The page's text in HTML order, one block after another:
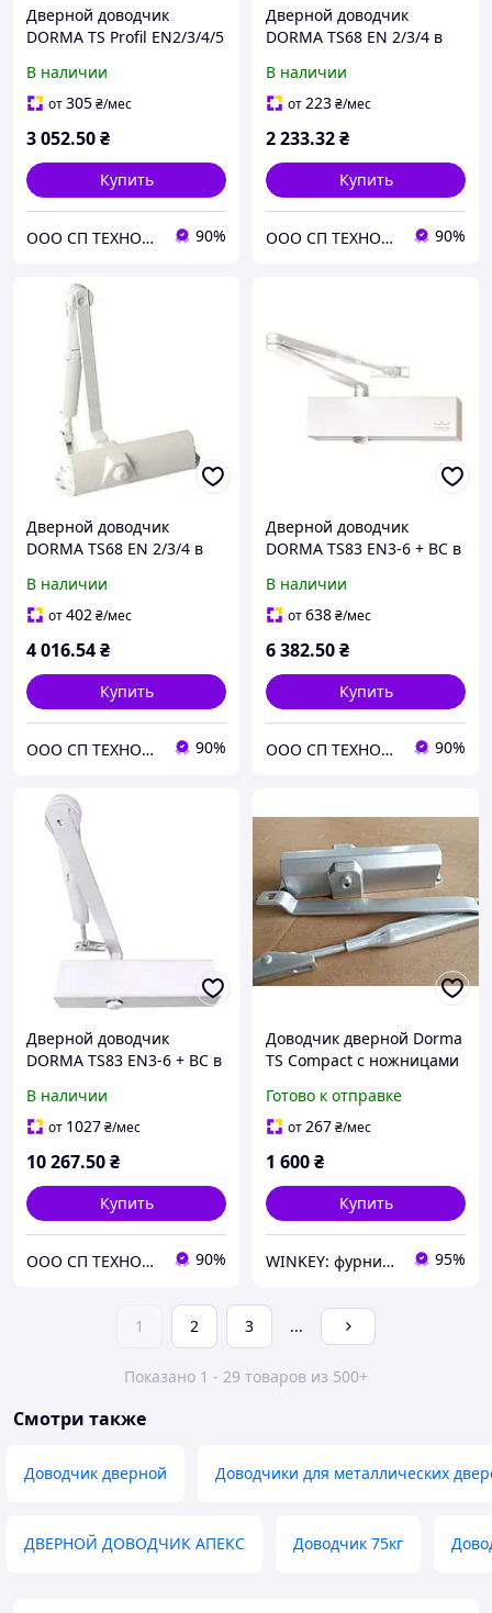
Дверной доводчик
DORMA TS Profil EN2/3/4/5
сложным рычагом Цвет -
Белый
В наличии
от305₴/мес
3 052.50₴
Купить
ООО СП ТЕХНОЛОГИИ 90%
Дверной доводчик
DORMA TS68 EN 2/3/4 в
рычагом Цвет - Белый
В наличии
от223₴/мес
2 233.32₴
Купить
ООО СП ТЕХНОЛОГИИ 90%
Дверной доводчик
DORMA TS68 EN 2/3/4 в
рычагом и фиксацией
Цвет - Белый
В наличии
от402₴/мес
4 016.54₴
Купить
ООО СП ТЕХНОЛОГИИ 90%
Дверной доводчик
DORMA TS83 EN3-6 + BC в
рычагом Цвет - Белый
В наличии
от638₴/мес
6 382.50₴
Купить
ООО СП ТЕХНОЛОГИИ 90%
Дверной доводчик
DORMA TS83 EN3-6 + BC в
рычагом с фиксацией
Цвет - Белый
В наличии
от 1027₴/мес
10 267.50₴
Купить
ООО СП ТЕХНОЛОГИИ 90%
Доводчик дверной Dorma
TS Compaсt с ножницами
Готово к отправке
от267₴/мес
1 600₴
Купить
WINKEY: фурнитура для окон и дверей 95%
1 2 3 ...
Показано 1 - 29 товаров из 500+
Смотри также
Доводчик дверной Доводчики для металлических
ДВЕРНОЙ ДОВОДЧИК АПЕКС Доводчик 75кг